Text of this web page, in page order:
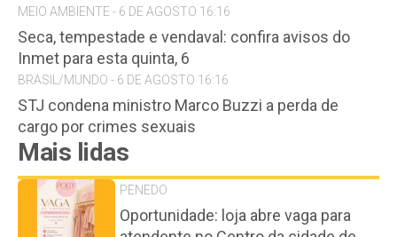
MEIO AMBIENTE - 6 DE AGOSTO 16:16
Seca, tempestade e vendaval: confira avisos do
Inmet para esta quinta, 6
BRASIL/MUNDO - 6 DE AGOSTO 16:16
STJ condena ministro Marco Buzzi a perda de
cargo por crimes sexuais
Mais lidas
PENEDO
Oportunidade: loja abre vaga para